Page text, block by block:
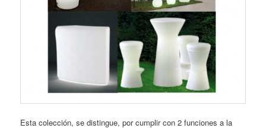
Esta colección, se distingue, por cumplir con 2 funciones a la